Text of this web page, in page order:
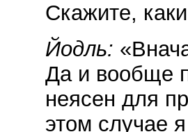
Скажите,
Йодль:
Да и вообще
неясен для
этом случае